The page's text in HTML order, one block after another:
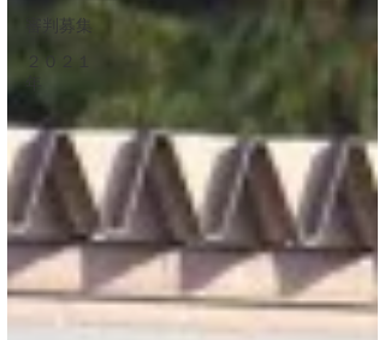
審判募集
２０２１
年